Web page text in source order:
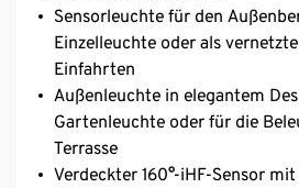
Sensorleuchte für den
Einzelleuchte oder als
Einfahrten
Außenleuchte in elegantem
Gartenleuchte oder für die
Terrasse
Verdeckter 160°-iHF-Sensor